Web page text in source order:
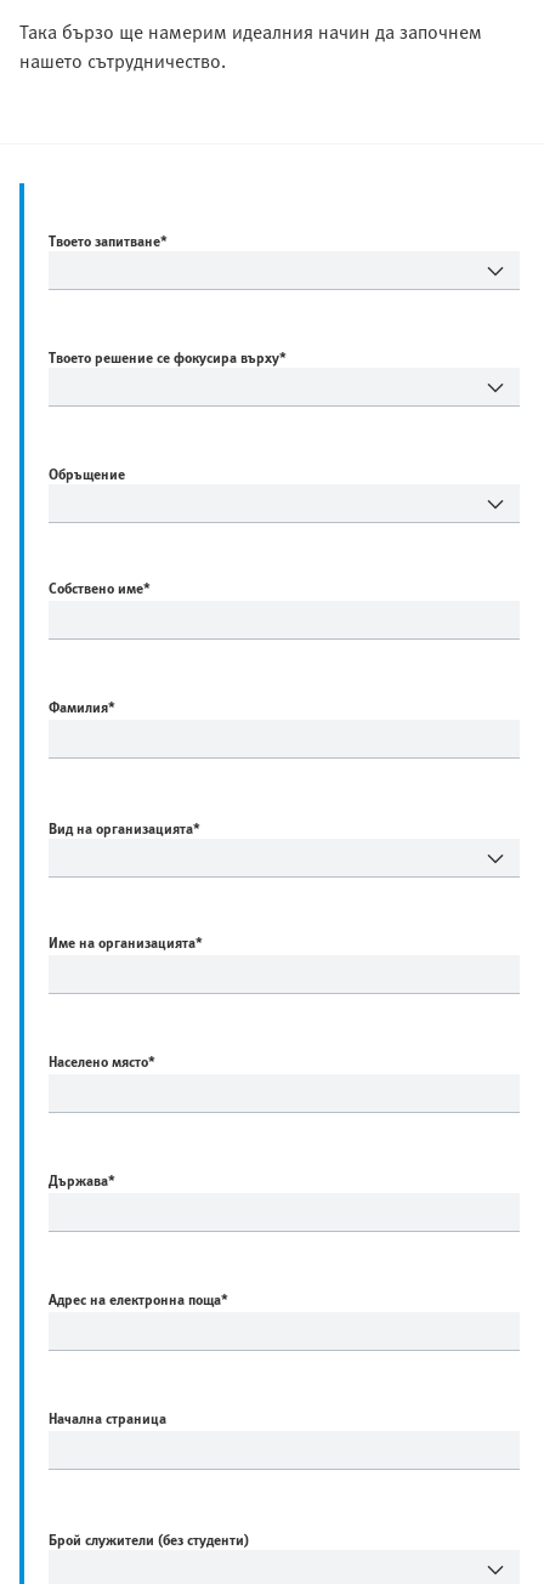
Така бързо ще намерим идеалния начин да започнем
нашето сътрудничество.
Твоето запитване*
Твоето решение се фокусира върху*
Обръщение
Собствено име*
Фамилия*
Вид на организацията*
Име на организацията*
Населено място*
Държава*
Адрес на електронна поща*
Начална страница
Брой служители (без студенти)